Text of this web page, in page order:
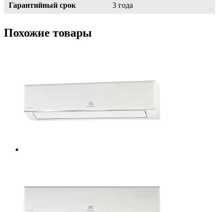
Гарантийный срок 3 года
Похожие товары